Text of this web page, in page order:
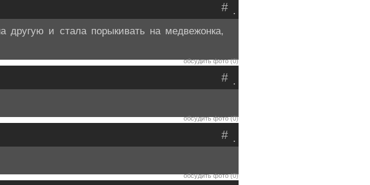
.
#
и стала порыкивать на медвежонка,
обсудить фото (0)
.
#
обсудить фото (0)
.
#
обсудить фото (0)